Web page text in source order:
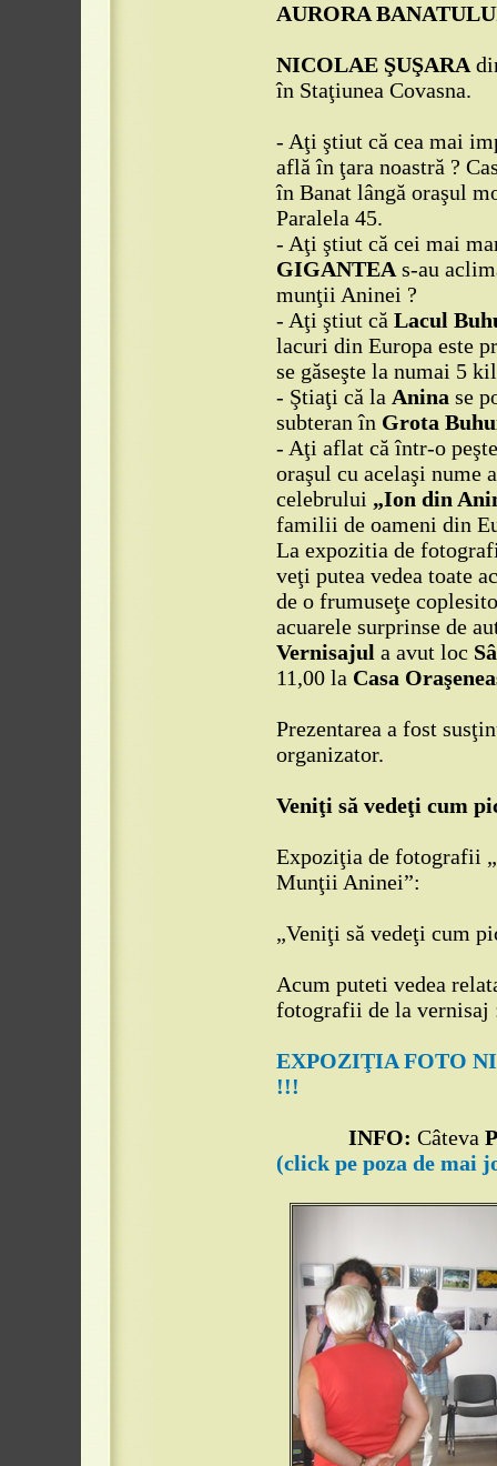
AURORA
NICOLAE ŞUŞARA
în Staţiunea Covasna.
- Aţi ştiut că cea mai
află în ţara noastră ?
în Banat lângă oraşul
Paralela 45.
- Aţi ştiut că cei mai
GIGANTEA s-au
munţii Aninei ?
- Aţi ştiut că Lacul
lacuri din Europa este
se găseşte la numai 5
- Ştiaţi că la Anina se
subteran în Grota
- Aţi aflat că într-o
oraşul cu acelaşi nume
celebrului „Ion din
familii de oameni din
La expozitia de
veţi putea vedea toate
de o frumuseţe
acuarele surprinse de
Vernisajul a avut loc
11,00 la Casa
Prezentarea a fost
organizator.
Veniţi să vedeţi cum
Expoziţia de fotografii
Munţii Aninei”:
„Veniţi să vedeţi cum
Acum puteti vedea
fotografii de la vernisaj
EXPOZIŢIA FOTO
!!!
INFO: Câteva
(click pe poza de mai